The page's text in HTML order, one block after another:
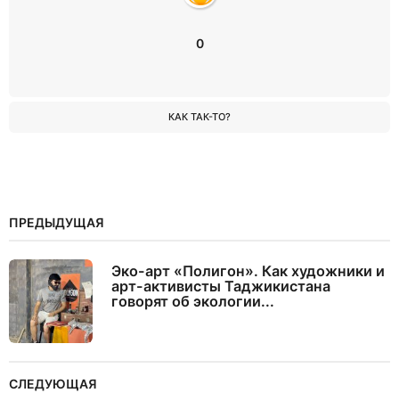
0
КАК ТАК-ТО?
ПРЕДЫДУЩАЯ
Эко-арт «Полигон». Как художники и
арт-активисты Таджикистана
говорят об экологии...
СЛЕДУЮЩАЯ